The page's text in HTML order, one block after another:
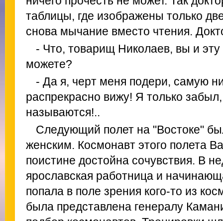
таблицы, где изображены только
снова мычание вместо чтения.
- Что, товарищ Николаев, вы и эту
можете?
- Да я, чeрт меня подери, самую
распрекрасно вижу! Я только
называются!..
Следующий полет на "Востоке"
женским. Космонавт этого полета
поистине достойна сочувствия. В
ярославская работница и
попала в поле зрения кого-то из
была представлена генералу